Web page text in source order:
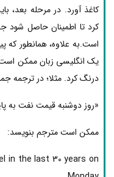
کاغذ آورد. در مرحله بعد،
کرد تا اطمینان حاصل شود
است.به علاوه، همانطور که
یک انگلیسی زبان ممکن
درنگ کرد. مثلا؛ در ترجمه
«روز دوشنبه قیمت نفت به پایین ترین
ممکن است مترجم بنویسد:
in the last 30 years on